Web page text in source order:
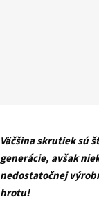
Väčšina skrutiek sú
generácie, avšak
nedostatočnej
hrotu!